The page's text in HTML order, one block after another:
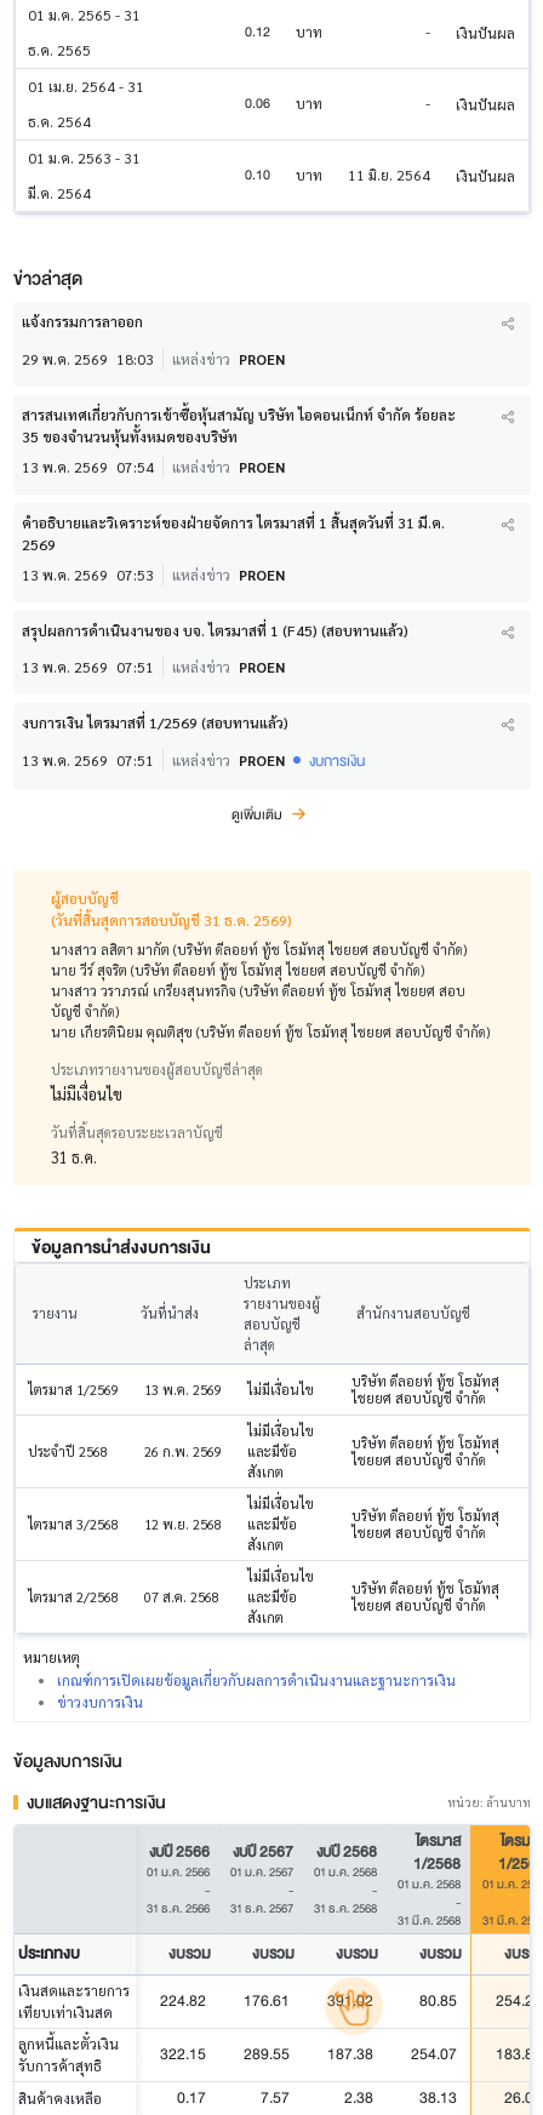
01 ม.ค. 2565 - 31
ธ.ค. 2565
0.12 บาท - เงินปันผล
01 เม.ย. 2564 - 31
ธ.ค. 2564
0.06 บาท - เงินปันผล
01 ม.ค. 2563 - 31
มี.ค. 2564
0.10 บาท 11 มิ.ย. 2564 เงินปันผล
ข่าวล่าสุด
แจ้งกรรมการลาออก
29 พ.ค. 2569 18:03 แหล่งข่าว PROEN
สารสนเทศเกี่ยวกับการเข้าซื้อหุ้นสามัญ บริษัท ไอคอนเน็กท์ จำกัด ร้อยละ
35 ของจำนวนหุ้นทั้งหมดของบริษัท
13 พ.ค. 2569 07:54 แหล่งข่าว PROEN
คำอธิบายและวิเคราะห์ของฝ่ายจัดการ ไตรมาสที่ 1 สิ้นสุดวันที่ 31 มี.ค.
2569
13 พ.ค. 2569 07:53 แหล่งข่าว PROEN
สรุปผลการดำเนินงานของ บจ. ไตรมาสที่ 1 (F45) (สอบทานแล้ว)
13 พ.ค. 2569 07:51 แหล่งข่าว PROEN
งบการเงิน ไตรมาสที่ 1/2569 (สอบทานแล้ว)
13 พ.ค. 2569 07:51 แหล่งข่าว PROEN งบการเงิน
ดูเพิ่มเติม
ผู้สอบบัญชี
(วันที่สิ้นสุดการสอบบัญชี 31 ธ.ค. 2569)
นางสาว ลสิตา มากัต (บริษัท ดีลอยท์ ทู้ช โธมัทสุ ไชยยศ สอบบัญชี จำกัด)
นาย วีร์ สุจริต (บริษัท ดีลอยท์ ทู้ช โธมัทสุ ไชยยศ สอบบัญชี จำกัด)
นางสาว วราภรณ์ เกรียงสุนทรกิจ (บริษัท ดีลอยท์ ทู้ช โธมัทสุ ไชยยศ สอบ
บัญชี จำกัด)
นาย เกียรตินิยม คุณติสุข (บริษัท ดีลอยท์ ทู้ช โธมัทสุ ไชยยศ สอบบัญชี จำกัด)
ประเภทรายงานของผู้สอบบัญชีล่าสุด
ไม่มีเงื่อนไข
วันที่สิ้นสุดรอบระยะเวลาบัญชี
31 ธ.ค.
ข้อมูลการนำส่งงบการเงิน
รายงาน วันที่นำส่ง
ประเภท
รายงานของผู้
สอบบัญชี
ล่าสุด
สำนักงานสอบบัญชี
ไตรมาส 1/2569 13 พ.ค. 2569 ไม่มีเงื่อนไข
บริษัท ดีลอยท์ ทู้ช โธมัทสุ
ไชยยศ สอบบัญชี จำกัด
ประจำปี 2568 26 ก.พ. 2569
ไม่มีเงื่อนไข
และมีข้อ
สังเกต
บริษัท ดีลอยท์ ทู้ช โธมัทสุ
ไชยยศ สอบบัญชี จำกัด
ไตรมาส 3/2568 12 พ.ย. 2568
ไม่มีเงื่อนไข
และมีข้อ
สังเกต
บริษัท ดีลอยท์ ทู้ช โธมัทสุ
ไชยยศ สอบบัญชี จำกัด
ไตรมาส 2/2568 07 ส.ค. 2568
ไม่มีเงื่อนไข
และมีข้อ
สังเกต
บริษัท ดีลอยท์ ทู้ช โธมัทสุ
ไชยยศ สอบบัญชี จำกัด
หมายเหตุ
เกณฑ์การเปิดเผยข้อมูลเกี่ยวกับผลการดำเนินงานและฐานะการเงิน
ข่าวงบการเงิน
ข้อมูลงบการเงิน
งบแสดงฐานะการเงิน
หน่วย: ล้านบาท
งบปี 2566
01 ม.ค. 2566
-
31 ธ.ค. 2566
งบปี 2567
01 ม.ค. 2567
-
31 ธ.ค. 2567
งบปี 2568
01 ม.ค. 2568
-
31 ธ.ค. 2568
ไตรมาส
1/2568
01 ม.ค. 2568
-
31 มี.ค. 2568
ไตรมา
1/
01 ม.ค.
31 มี.ค.
ประเภทงบ งบรวม งบรวม งบรวม งบรวม งบรว
เงินสดและรายการ
เทียบเท่าเงินสด
224.82 176.61 391.02 80.85 254.21
ลูกหนี้และตั๋วเงิน
รับการค้าสุทธิ
322.15 289.55 187.38 254.07 183.86
สินค้าคงเหลือ 0.17 7.57 2.38 38.13 26.08